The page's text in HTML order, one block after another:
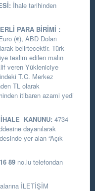
İhale tarihinden
PARA BİRİMİ :
(€), ABD Doları
belirtecektir. Türk
teslim edilen malın
veren Yükleniciye
T.C. Merkez
TL olarak
itibaren azami yedi
KANUNU: 4734
dayanılarak
yer alan “Açık
89 no.lu telefondan
İLETİŞİM